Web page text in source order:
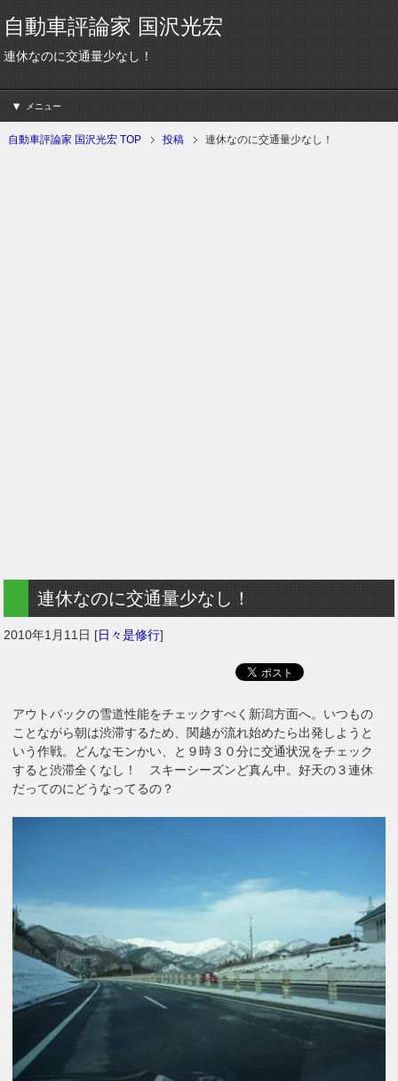
自動車評論家 国沢光宏
連休なのに交通量少なし！
メニュー
自動車評論家 国沢光宏 TOP 投稿 連休なのに交通量少なし！
連休なのに交通量少なし！
2010年1月11日 [日々是修行]
アウトバックの雪道性能をチェックすべく新潟方面へ。いつもの
ことながら朝は渋滞するため、関越が流れ始めたら出発しようと
いう作戦。どんなモンかい、と９時３０分に交通状況をチェック
すると渋滞全くなし！ スキーシーズンど真ん中。好天の３連休
だってのにどうなってるの？